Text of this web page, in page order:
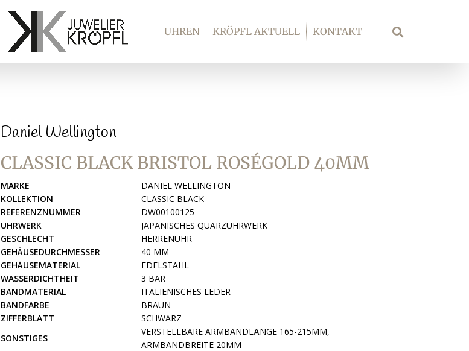
UHREN KRÖPFL AKTUELL KONTAKT Suche
Daniel Wellington
CLASSIC BLACK BRISTOL ROSÉGOLD 40MM
MARKE
DANIEL WELLINGTON
KOLLEKTION
CLASSIC BLACK
REFERENZNUMMER
DW00100125
UHRWERK
JAPANISCHES QUARZUHRWERK
GESCHLECHT
HERRENUHR
GEHÄUSEDURCHMESSER
40 MM
GEHÄUSEMATERIAL
EDELSTAHL
WASSERDICHTHEIT
3 BAR
BANDMATERIAL
ITALIENISCHES LEDER
BANDFARBE
BRAUN
ZIFFERBLATT
SCHWARZ
SONSTIGES
VERSTELLBARE ARMBANDLÄNGE 165-215MM,
ARMBANDBREITE 20MM